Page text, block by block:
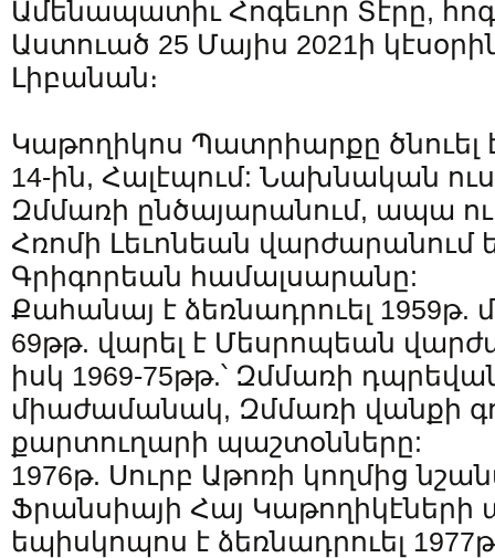
Ամենապատիւ Հոգեւոր Տէրը,
Աստուած 25 Մայիս 2021ի
Լիբանան։
Կաթողիկոս Պատրիարքը ծնուել է
14-ին, Հալէպում: Նախնական
Զմմառի ընծայարանում, ապա
Հռոմի Լեւոնեան վարժարանում
Գրիգորեան համալսարանը:
Քահանայ է ձեռնադրուել 1959թ.
69թթ. վարել է Մեսրոպեան
իսկ 1969-75թթ.՝ Զմմառի
միաժամանակ, Զմմառի վանքի
քարտուղարի պաշտօնները:
1976թ. Սուրբ Աթոռի կողմից
Ֆրանսիայի Հայ Կաթողիկէների
եպիսկոպոս է ձեռնադրուել